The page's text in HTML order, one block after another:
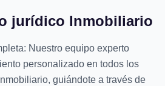
jurídico Inmobiliario
Nuestro equipo experto
personalizado en todos los
guiándote a través de